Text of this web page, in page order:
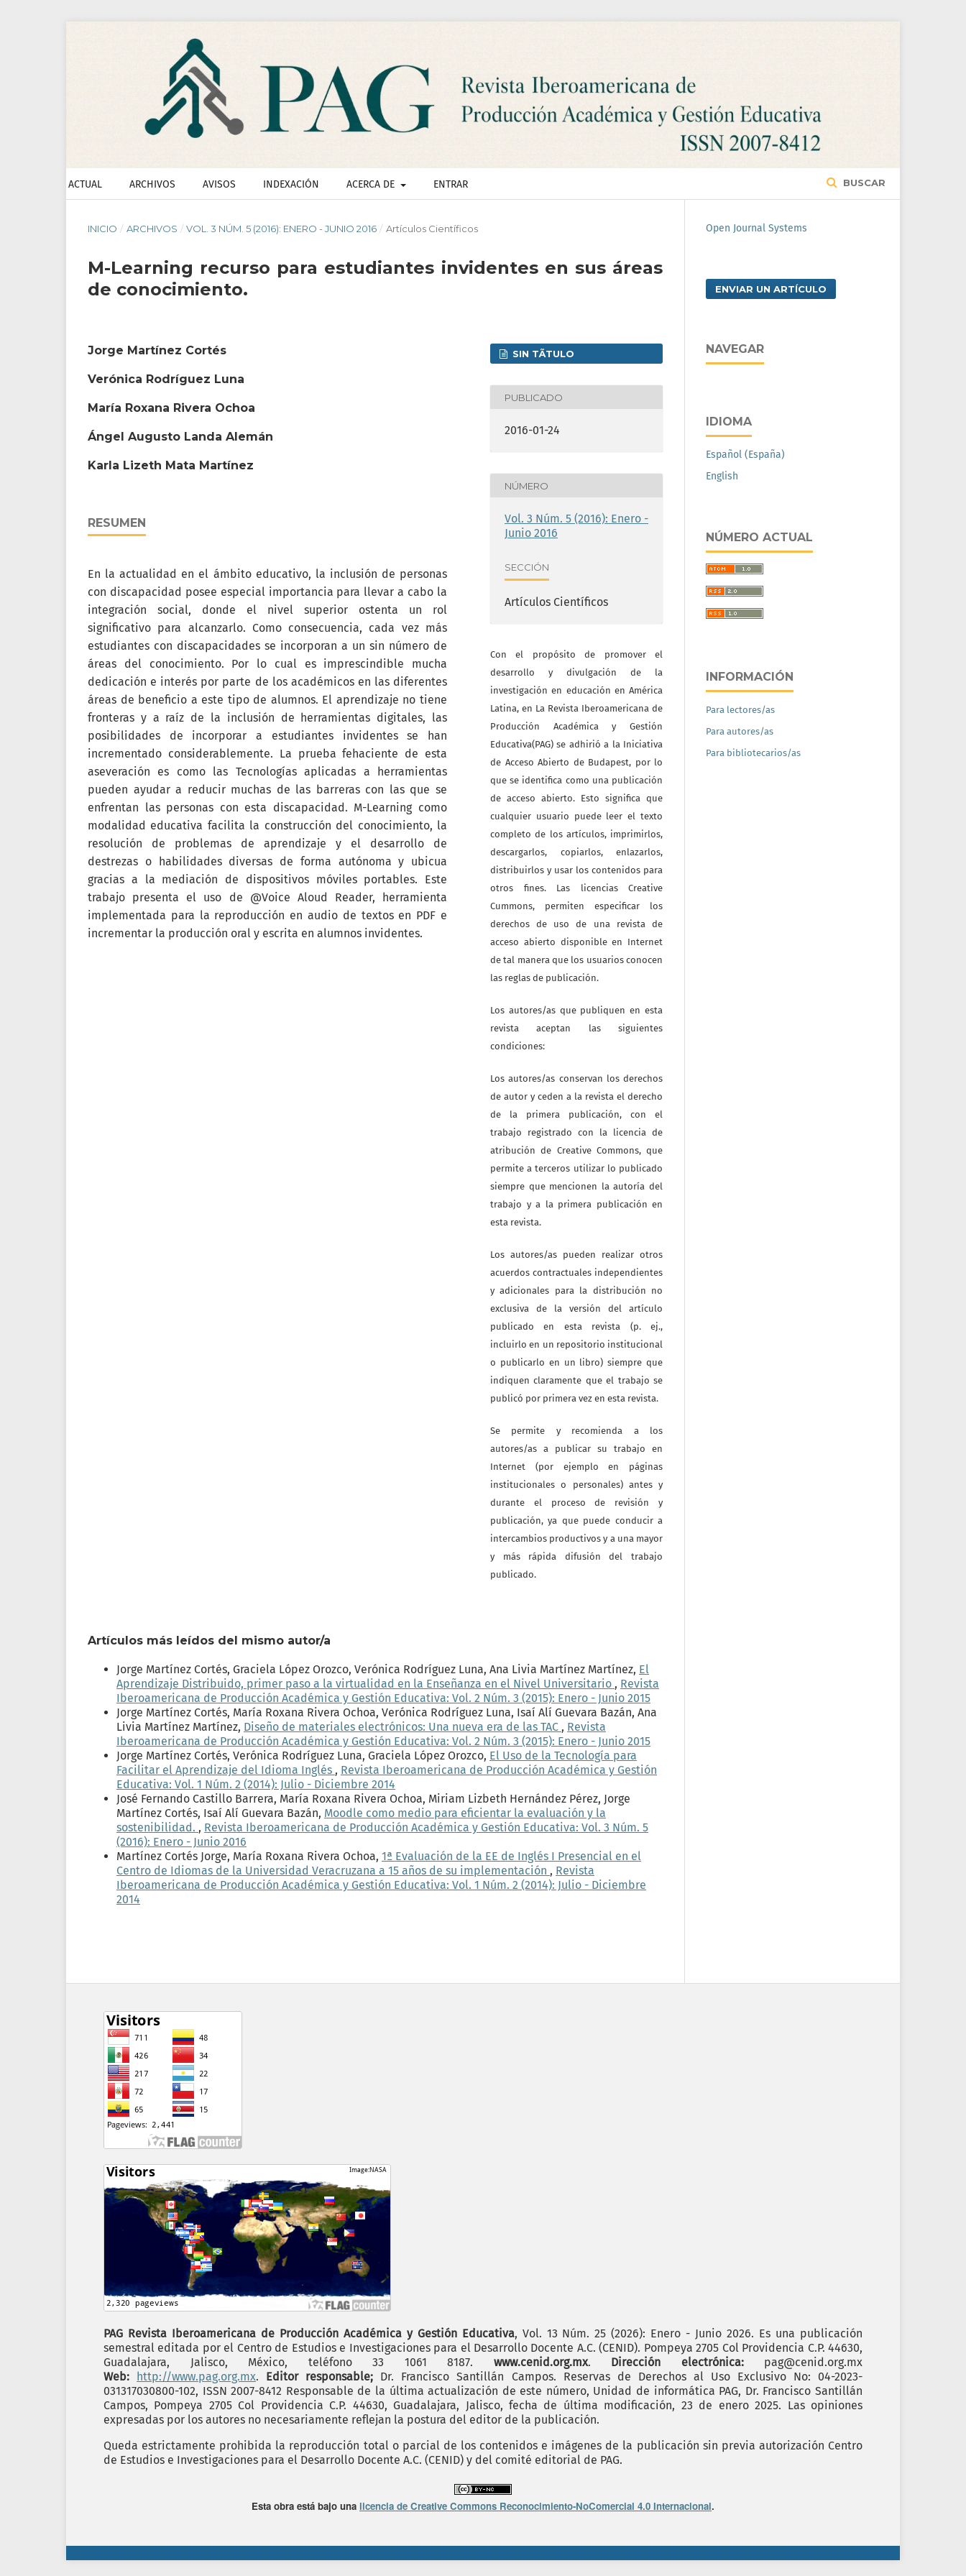
ACTUAL ARCHIVOS AVISOS INDEXACIÓN ACERCA DE ENTRAR BUSCAR
INICIO / ARCHIVOS / VOL. 3 NÚM. 5 (2016): ENERO - JUNIO 2016 / Artículos Científicos
M-Learning recurso para estudiantes invidentes en sus áreas
de conocimiento.
Jorge Martínez Cortés
Verónica Rodríguez Luna
María Roxana Rivera Ochoa
Ángel Augusto Landa Alemán
Karla Lizeth Mata Martínez
RESUMEN
En la actualidad en el ámbito educativo, la inclusión de personas
con discapacidad posee especial importancia para llevar a cabo la
integración social, donde el nivel superior ostenta un rol
significativo para alcanzarlo. Como consecuencia, cada vez más
estudiantes con discapacidades se incorporan a un sin número de
áreas del conocimiento. Por lo cual es imprescindible mucha
dedicación e interés por parte de los académicos en las diferentes
áreas de beneficio a este tipo de alumnos. El aprendizaje no tiene
fronteras y a raíz de la inclusión de herramientas digitales, las
posibilidades de incorporar a estudiantes invidentes se han
incrementado considerablemente. La prueba fehaciente de esta
aseveración es como las Tecnologías aplicadas a herramientas
pueden ayudar a reducir muchas de las barreras con las que se
enfrentan las personas con esta discapacidad. M-Learning como
modalidad educativa facilita la construcción del conocimiento, la
resolución de problemas de aprendizaje y el desarrollo de
destrezas o habilidades diversas de forma autónoma y ubicua
gracias a la mediación de dispositivos móviles portables. Este
trabajo presenta el uso de @Voice Aloud Reader, herramienta
implementada para la reproducción en audio de textos en PDF e
incrementar la producción oral y escrita en alumnos invidentes.
SIN TÃ­TULO
PUBLICADO
2016-01-24
NÚMERO
Vol. 3 Núm. 5 (2016): Enero -
Junio 2016
SECCIÓN
Artículos Científicos
Con el propósito de promover el
desarrollo y divulgación de la
investigación en educación en América
Latina, en La Revista Iberoamericana de
Producción Académica y Gestión
Educativa(PAG) se adhirió a la Iniciativa
de Acceso Abierto de Budapest, por lo
que se identifica como una publicación
de acceso abierto. Esto significa que
cualquier usuario puede leer el texto
completo de los artículos, imprimirlos,
descargarlos, copiarlos, enlazarlos,
distribuirlos y usar los contenidos para
otros fines. Las licencias Creative
Cummons, permiten especificar los
derechos de uso de una revista de
acceso abierto disponible en Internet
de tal manera que los usuarios conocen
las reglas de publicación.
Los autores/as que publiquen en esta
revista aceptan las siguientes
condiciones:
Los autores/as conservan los derechos
de autor y ceden a la revista el derecho
de la primera publicación, con el
trabajo registrado con la licencia de
atribución de Creative Commons, que
permite a terceros utilizar lo publicado
siempre que mencionen la autoría del
trabajo y a la primera publicación en
esta revista.
Los autores/as pueden realizar otros
acuerdos contractuales independientes
y adicionales para la distribución no
exclusiva de la versión del artículo
publicado en esta revista (p. ej.,
incluirlo en un repositorio institucional
o publicarlo en un libro) siempre que
indiquen claramente que el trabajo se
publicó por primera vez en esta revista.
Se permite y recomienda a los
autores/as a publicar su trabajo en
Internet (por ejemplo en páginas
institucionales o personales) antes y
durante el proceso de revisión y
publicación, ya que puede conducir a
intercambios productivos y a una mayor
y más rápida difusión del trabajo
publicado.
Artículos más leídos del mismo autor/a
Jorge Martínez Cortés, Graciela López Orozco, Verónica Rodríguez Luna, Ana Livia Martínez Martínez, El
Aprendizaje Distribuido, primer paso a la virtualidad en la Enseñanza en el Nivel Universitario , Revista
Iberoamericana de Producción Académica y Gestión Educativa: Vol. 2 Núm. 3 (2015): Enero - Junio 2015
Jorge Martínez Cortés, María Roxana Rivera Ochoa, Verónica Rodríguez Luna, Isaí Alí Guevara Bazán, Ana
Livia Martínez Martínez, Diseño de materiales electrónicos: Una nueva era de las TAC , Revista
Iberoamericana de Producción Académica y Gestión Educativa: Vol. 2 Núm. 3 (2015): Enero - Junio 2015
Jorge Martínez Cortés, Verónica Rodríguez Luna, Graciela López Orozco, El Uso de la Tecnología para
Facilitar el Aprendizaje del Idioma Inglés , Revista Iberoamericana de Producción Académica y Gestión
Educativa: Vol. 1 Núm. 2 (2014): Julio - Diciembre 2014
José Fernando Castillo Barrera, María Roxana Rivera Ochoa, Miriam Lizbeth Hernández Pérez, Jorge
Martínez Cortés, Isaí Alí Guevara Bazán, Moodle como medio para eficientar la evaluación y la
sostenibilidad. , Revista Iberoamericana de Producción Académica y Gestión Educativa: Vol. 3 Núm. 5
(2016): Enero - Junio 2016
Martínez Cortés Jorge, María Roxana Rivera Ochoa, 1ª Evaluación de la EE de Inglés I Presencial en el
Centro de Idiomas de la Universidad Veracruzana a 15 años de su implementación , Revista
Iberoamericana de Producción Académica y Gestión Educativa: Vol. 1 Núm. 2 (2014): Julio - Diciembre
2014
Open Journal Systems
ENVIAR UN ARTÍCULO
NAVEGAR
IDIOMA
Español (España)
English
NÚMERO ACTUAL
INFORMACIÓN
Para lectores/as
Para autores/as
Para bibliotecarios/as
PAG Revista Iberoamericana de Producción Académica y Gestión Educativa, Vol. 13 Núm. 25 (2026): Enero - Junio 2026. Es una publicación
semestral editada por el Centro de Estudios e Investigaciones para el Desarrollo Docente A.C. (CENID). Pompeya 2705 Col Providencia C.P. 44630,
Guadalajara, Jalisco, México, teléfono 33 1061 8187. www.cenid.org.mx. Dirección electrónica: pag@cenid.org.mx
Web:
http://www.pag.org.mx. Editor responsable; Dr. Francisco Santillán Campos. Reservas de Derechos al Uso Exclusivo No: 04-2023-
031317030800-102, ISSN 2007-8412 Responsable de la última actualización de este número, Unidad de informática PAG, Dr. Francisco Santillán
Campos, Pompeya 2705 Col Providencia C.P. 44630, Guadalajara, Jalisco, fecha de última modificación, 23 de enero 2025. Las opiniones
expresadas por los autores no necesariamente reflejan la postura del editor de la publicación.
Queda estrictamente prohibida la reproducción total o parcial de los contenidos e imágenes de la publicación sin previa autorización Centro
de Estudios e Investigaciones para el Desarrollo Docente A.C. (CENID) y del comité editorial de PAG.
Esta obra está bajo una licencia de Creative Commons Reconocimiento-NoComercial 4.0 Internacional.